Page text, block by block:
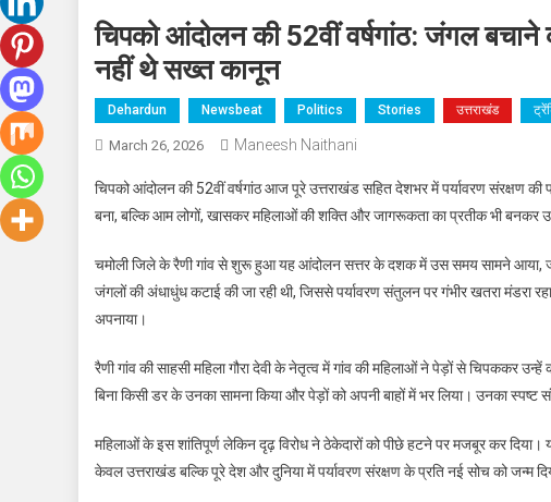
चिपको आंदोलन की 52वीं वर्षगांठ: जंगल
नहीं थे सख्त कानून
Dehardun Newsbeat Politics Stories उत्तराखंड
March 26, 2026 Maneesh Naithani
चिपको आंदोलन की 52वीं वर्षगांठ आज पूरे उत्तराखंड सहित देशभर में पर्यावरण संरक्षण
बना, बल्कि आम लोगों, खासकर महिलाओं की शक्ति और जागरूकता का प्रतीक भी बनकर
चमोली जिले के रैणी गांव से शुरू हुआ यह आंदोलन सत्तर के दशक में उस समय सामने आया,
जंगलों की अंधाधुंध कटाई की जा रही थी, जिससे पर्यावरण संतुलन पर गंभीर खतरा मंडरा
अपनाया।
रैणी गांव की साहसी महिला गौरा देवी के नेतृत्व में गांव की महिलाओं ने पेड़ों से चिपककर
बिना किसी डर के उनका सामना किया और पेड़ों को अपनी बाहों में भर लिया। उनका स्पष्ट
महिलाओं के इस शांतिपूर्ण लेकिन दृढ़ विरोध ने ठेकेदारों को पीछे हटने पर मजबूर कर
केवल उत्तराखंड बल्कि पूरे देश और दुनिया में पर्यावरण संरक्षण के प्रति नई सोच को जन्म